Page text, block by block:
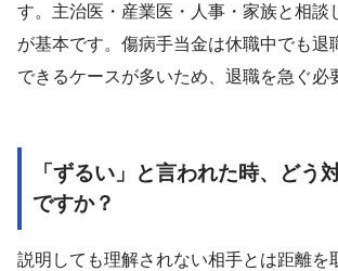
す。主治医・産業医・人事・家族と相談
が基本です。傷病手当金は休職中でも退
できるケースが多いため、退職を急ぐ必
「ずるい」と言われた時、どう
ですか？
説明しても理解されない相手とは距離を